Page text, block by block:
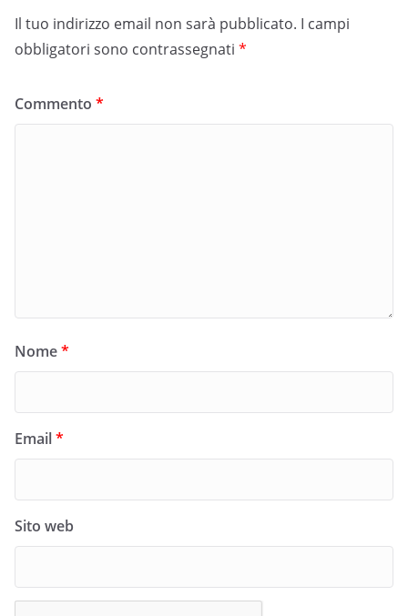
Il tuo indirizzo email non sarà pubblicato. I campi
obbligatori sono contrassegnati *
Commento *
Nome*
Email*
Sito web